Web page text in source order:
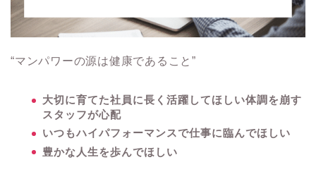
“マンパワーの源は健康であること”
大切に育てた社員に長く活躍してほしい体調を崩す
スタッフが心配
いつもハイパフォーマンスで仕事に臨んでほしい
豊かな人生を歩んでほしい